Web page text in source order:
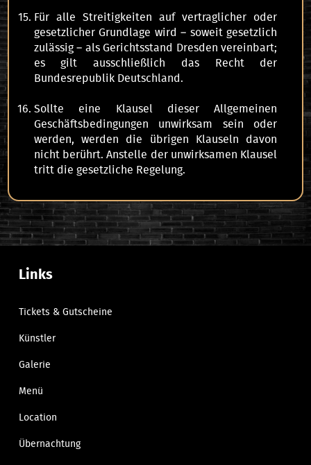
Für alle Streitigkeiten auf vertraglicher oder
gesetzlicher Grundlage wird – soweit gesetzlich
zulässig – als Gerichtsstand Dresden vereinbart;
es gilt ausschließlich das Recht der
Bundesrepublik Deutschland.
Sollte eine Klausel dieser Allgemeinen
Geschäftsbedingungen unwirksam sein oder
werden, werden die übrigen Klauseln davon
nicht berührt. Anstelle der unwirksamen Klausel
tritt die gesetzliche Regelung.
Links
Tickets & Gutscheine
Künstler
Galerie
Menü
Location
Übernachtung